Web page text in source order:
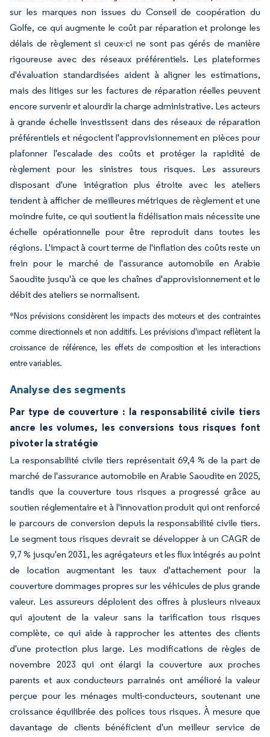
sur les marques non issues du Conseil de coopération du
Golfe, ce qui augmente le coût par réparation et prolonge les
délais de règlement si ceux-ci ne sont pas gérés de manière
rigoureuse avec des réseaux préférentiels. Les plateformes
d'évaluation standardisées aident à aligner les estimations,
mais des litiges sur les factures de réparation réelles peuvent
encore survenir et alourdir la charge administrative. Les acteurs
à grande échelle investissent dans des réseaux de réparation
préférentiels et négocient l'approvisionnement en pièces pour
plafonner l'escalade des coûts et protéger la rapidité de
règlement pour les sinistres tous risques. Les assureurs
disposant d'une intégration plus étroite avec les ateliers
tendent à afficher de meilleures métriques de règlement et une
moindre fuite, ce qui soutient la fidélisation mais nécessite une
échelle opérationnelle pour être reproduit dans toutes les
régions. L'impact à court terme de l'inflation des coûts reste un
frein pour le marché de l'assurance automobile en Arabie
Saoudite jusqu'à ce que les chaînes d'approvisionnement et le
débit des ateliers se normalisent.
*Nos prévisions considèrent les impacts des moteurs et des contraintes
comme directionnels et non additifs. Les prévisions d'impact reflètent la
croissance de référence, les effets de composition et les interactions
entre variables.
Analyse des segments
Par type de couverture : la responsabilité civile tiers
ancre les volumes, les conversions tous risques font
pivoter la stratégie
La responsabilité civile tiers représentait 69,4 % de la part de
marché de l'assurance automobile en Arabie Saoudite en 2025,
tandis que la couverture tous risques a progressé grâce au
soutien réglementaire et à l'innovation produit qui ont renforcé
le parcours de conversion depuis la responsabilité civile tiers.
Le segment tous risques devrait se développer à un CAGR de
9,7 % jusqu'en 2031, les agrégateurs et les flux intégrés au point
de location augmentant les taux d'attachement pour la
couverture dommages propres sur les véhicules de plus grande
valeur. Les assureurs déploient des offres à plusieurs niveaux
qui ajoutent de la valeur sans la tarification tous risques
complète, ce qui aide à rapprocher les attentes des clients
d'une protection plus large. Les modifications de règles de
novembre 2023 qui ont élargi la couverture aux proches
parents et aux conducteurs parrainés ont amélioré la valeur
perçue pour les ménages multi-conducteurs, soutenant une
croissance équilibrée des polices tous risques. À mesure que
davantage de clients bénéficient d'un meilleur service de